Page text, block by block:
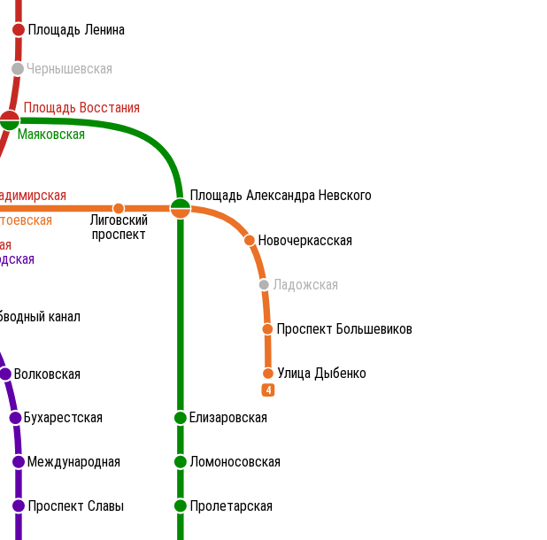
4
Волковская
канал
Бухарестская
Международная
Лиговский
проспект
Маяковская
Площадь Восстания
Площадь Александра Невского
Новочеркасская
Ладожская
Проспект Большевиков
Улица Дыбенко
Пролетарская
Ломоносовская
Елизаровская
Чернышевская
Площадь Ленина
Проспект Славы